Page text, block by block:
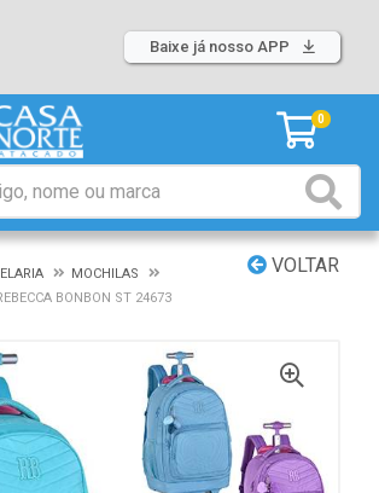
Baixe já nosso APP
0
VOLTAR
MOCHILAS
BONBON ST 24673